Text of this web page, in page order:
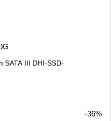
SATA III DHI-SSD-
-36%